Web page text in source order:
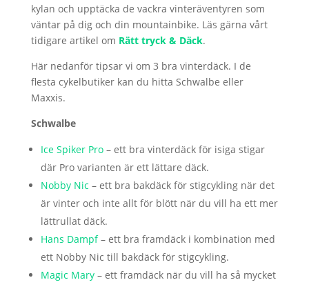
kylan och upptäcka de vackra vinteräventyren som
väntar på dig och din mountainbike. Läs gärna vårt
tidigare artikel om Rätt tryck & Däck.
Här nedanför tipsar vi om 3 bra vinterdäck. I de
flesta cykelbutiker kan du hitta Schwalbe eller
Maxxis.
Schwalbe
Ice Spiker Pro– ett bra vinterdäck för isiga stigar
där Pro varianten är ett lättare däck.
Nobby Nic – ett bra bakdäck för stigcykling när det
är vinter och inte allt för blött när du vill ha ett mer
lättrullat däck.
Hans Dampf– ett bra framdäck i kombination med
ett Nobby Nic till bakdäck för stigcykling.
Magic Mary– ett framdäck när du vill ha så mycket